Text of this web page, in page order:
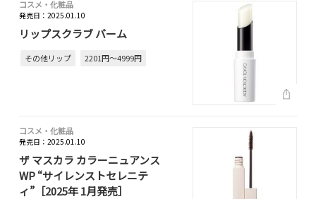
コスメ・化粧品
発売日：2025.01.10
リップスクラブ バーム
その他リップ 2201円～4999円
コスメ・化粧品
発売日：2025.01.10
ザ マスカラ カラーニュアンス
WP “サイレンストセレニテ
ィ”［2025年 1月発売］